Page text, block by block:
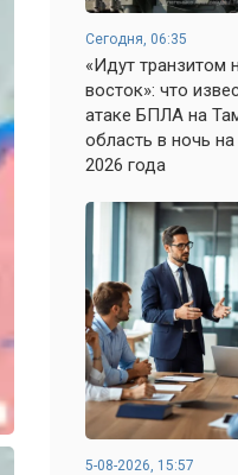
Сегодня, 06:35
«Идут транзитом
восток»: что
атаке БПЛА на
область в ночь на
2026 года
5-08-2026, 15:57